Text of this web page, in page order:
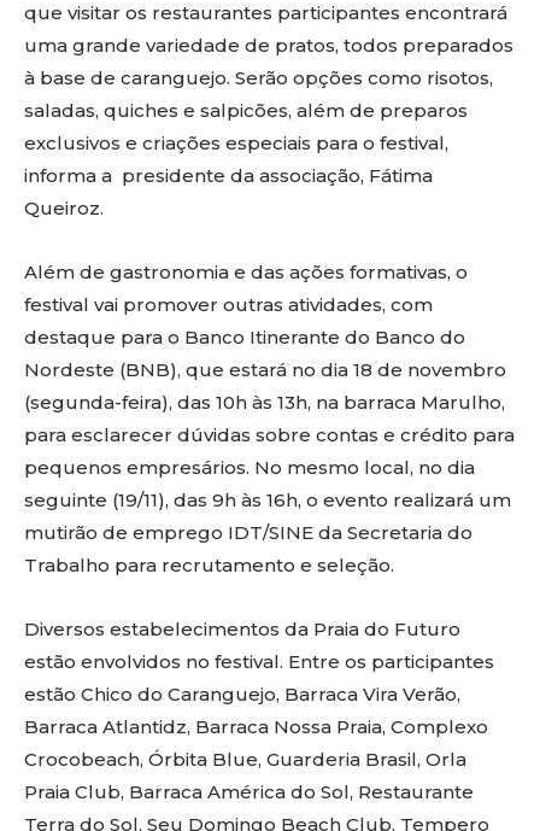
que visitar os restaurantes participantes encontrará
uma grande variedade de pratos, todos preparados
à base de caranguejo. Serão opções como risotos,
saladas, quiches e salpicões, além de preparos
exclusivos e criações especiais para o festival,
informa a presidente da associação, Fátima
Queiroz.
Além de gastronomia e das ações formativas, o
festival vai promover outras atividades, com
destaque para o Banco Itinerante do Banco do
Nordeste (BNB), que estará no dia 18 de novembro
(segunda-feira), das 10h às 13h, na barraca Marulho,
para esclarecer dúvidas sobre contas e crédito para
pequenos empresários. No mesmo local, no dia
seguinte (19/11), das 9h às 16h, o evento realizará um
mutirão de emprego IDT/SINE da Secretaria do
Trabalho para recrutamento e seleção.
Diversos estabelecimentos da Praia do Futuro
estão envolvidos no festival. Entre os participantes
estão Chico do Caranguejo, Barraca Vira Verão,
Barraca Atlantidz, Barraca Nossa Praia, Complexo
Crocobeach, Órbita Blue, Guarderia Brasil, Orla
Praia Club, Barraca América do Sol, Restaurante
Terra do Sol, Seu Domingo Beach Club, Tempero